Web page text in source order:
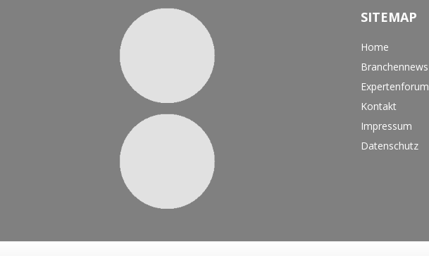
SITEMAP
Home
Branchennews
Expertenforum
Kontakt
Impressum
Datenschutz